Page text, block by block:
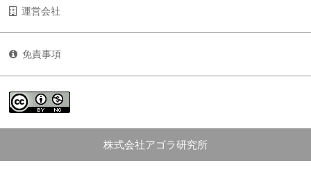
運営会社
免責事項
株式会社アゴラ研究所